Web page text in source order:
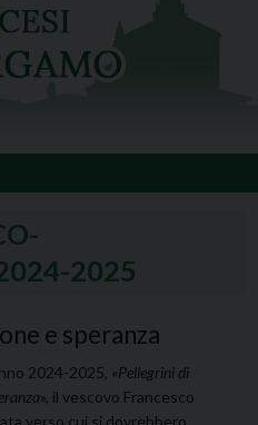
2025
e speranza
2024-2025, «Pellegrini di
», il vescovo Francesco
verso cui si dovrebbero